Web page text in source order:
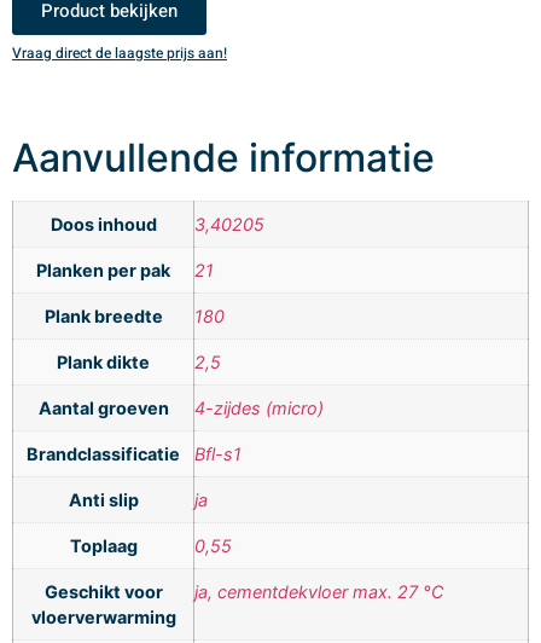
Product bekijken
Vraag direct de laagste prijs aan!
Aanvullende informatie
Doos inhoud 3,40205
Planken per pak 21
Plank breedte 180
Plank dikte 2,5
Aantal groeven 4-zijdes (micro)
Brandclassificatie Bfl-s1
Anti slip ja
Toplaag 0,55
Geschikt voor
vloerverwarming
ja, cementdekvloer max. 27 °C